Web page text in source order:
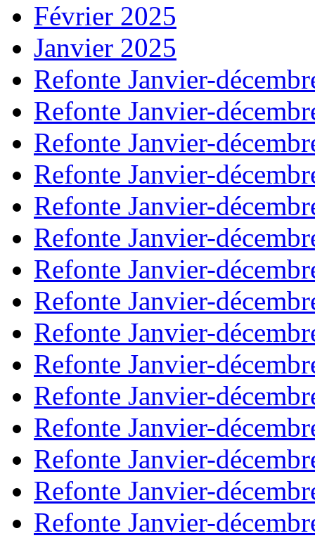
Février 2025
Janvier 2025
Refonte Janvier-
Refonte Janvier-
Refonte Janvier-
Refonte Janvier-
Refonte Janvier-
Refonte Janvier-
Refonte Janvier-
Refonte Janvier-
Refonte Janvier-
Refonte Janvier-
Refonte Janvier-
Refonte Janvier-
Refonte Janvier-
Refonte Janvier-
Refonte Janvier-